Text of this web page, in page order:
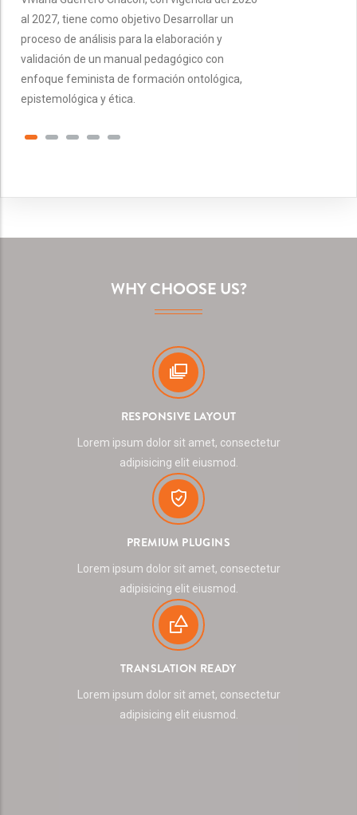
al 2027, tiene como objetivo Desarrollar un
proceso de análisis para la elaboración y
validación de un manual pedagógico con
enfoque feminista de formación ontológica,
epistemológica y ética.
WHY CHOOSE US?
RESPONSIVE LAYOUT
Lorem ipsum dolor sit amet, consectetur
adipisicing elit eiusmod.
PREMIUM PLUGINS
Lorem ipsum dolor sit amet, consectetur
adipisicing elit eiusmod.
TRANSLATION READY
Lorem ipsum dolor sit amet, consectetur
adipisicing elit eiusmod.